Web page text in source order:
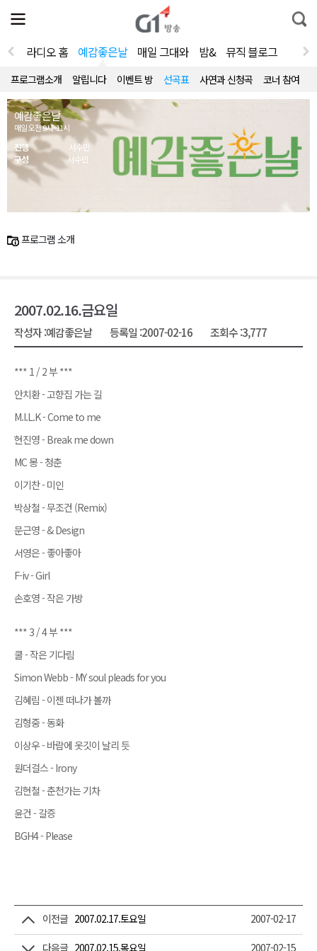
전
체
뉴
열
통
합
라디오 홈 예감좋은날 매일 그대와 밤& 뮤직 블로그
프로그램소개 알립니다 이벤트 방 선곡표 사연과 신청곡 코너 참여
예감좋은날
매일 오전 9시~11시
진행
서수민
구성
서수민
프로그램 소개
2007.02.16.금요일
작성자 :예감좋은날 등록일 :2007-02-16 조회수 :3,777
*** 1 / 2 부 ***
안치환 - 고향집 가는 길
M.I.L.K - Come to me
현진영 - Break me down
MC 몽 - 청춘
이기찬 - 미인
박상철 - 무조건 (Remix)
문근영 - & Design
서영은 - 좋아좋아
F-iv - Girl
손호영 - 작은 가방
*** 3 / 4 부 ***
쿨 - 작은 기다림
Simon Webb - MY soul pleads for you
김혜림 - 이젠 떠나가 볼까
김형중 - 동화
이상우 - 바람에 옷깃이 날리 듯
원더걸스 - Irony
김현철 - 춘천가는 기차
윤건 - 갈증
BGH4 - Please
이전글 2007.02.17.토요일 2007-02-17
다음글 2007.02.15.목요일 2007-02-15